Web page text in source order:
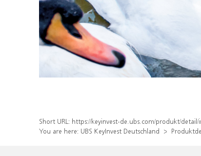
Short URL: https://keyinvest-de.ubs.com/produkt/detail/
You are here: UBS KeyInvest Deutschland